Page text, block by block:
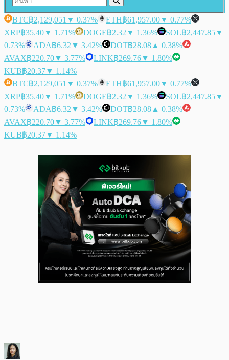
BTC฿2,129,051 ▼ 0.37% ETH฿61,957.00▼ 0.77%
XRP฿35.40▼ 1.71% DOGE฿2.32 ▼ 1.36% SOL฿2,447.85▼
0.73%
ADA฿6.32 ▼ 3.42% DOT฿28.08 ▲ 0.38%
AVAX฿220.70▼ 3.77% LINK฿269.76▼ 1.80%
KUB฿20.37▼ 1.14%
BTC฿2,129,051 ▼ 0.37% ETH฿61,957.00▼ 0.77%
XRP฿35.40▼ 1.71% DOGE฿2.32 ▼ 1.36% SOL฿2,447.85▼
0.73%
ADA฿6.32 ▼ 3.42% DOT฿28.08 ▲ 0.38%
AVAX฿220.70▼ 3.77% LINK฿269.76▼ 1.80%
KUB฿20.37▼ 1.14%